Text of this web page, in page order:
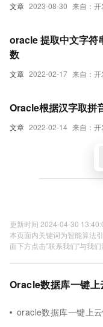
文章 2023-08-30 来自：
文章 2022-02-17 来自：
oracle 提取中文字符
数
文章 2022-02-14 来自：
Oracle根据汉字取拼
更新时间 2024-04-30
本页面内关键词为智能算法
面下方点击"联系我们"与我们
Oracle数据库一键上
oracle数据库一键上